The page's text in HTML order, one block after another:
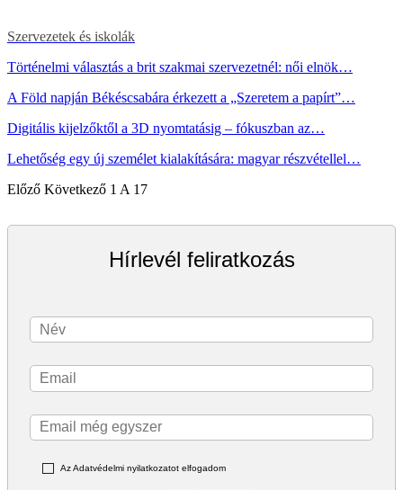
Szervezetek és iskolák
Történelmi választás a brit szakmai szervezetnél: női elnök…
A Föld napján Békéscsabára érkezett a „Szeretem a papírt”…
Digitális kijelzőktől a 3D nyomtatásig – fókuszban az…
Lehetőség egy új személet kialakítására: magyar részvétellel…
Előző Következő 1 A 17
Hírlevél feliratkozás
Az Adatvédelmi nyilatkozatot elfogadom